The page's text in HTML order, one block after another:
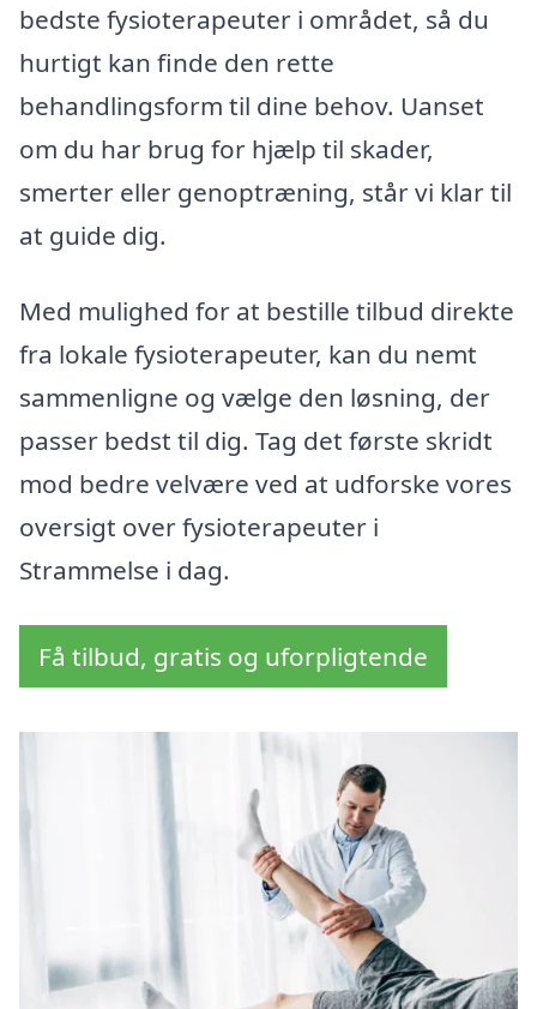
bedste fysioterapeuter i området, så du
hurtigt kan finde den rette
behandlingsform til dine behov. Uanset
om du har brug for hjælp til skader,
smerter eller genoptræning, står vi klar til
at guide dig.
Med mulighed for at bestille tilbud direkte
fra lokale fysioterapeuter, kan du nemt
sammenligne og vælge den løsning, der
passer bedst til dig. Tag det første skridt
mod bedre velvære ved at udforske vores
oversigt over fysioterapeuter i
Strammelse i dag.
Få tilbud, gratis og uforpligtende